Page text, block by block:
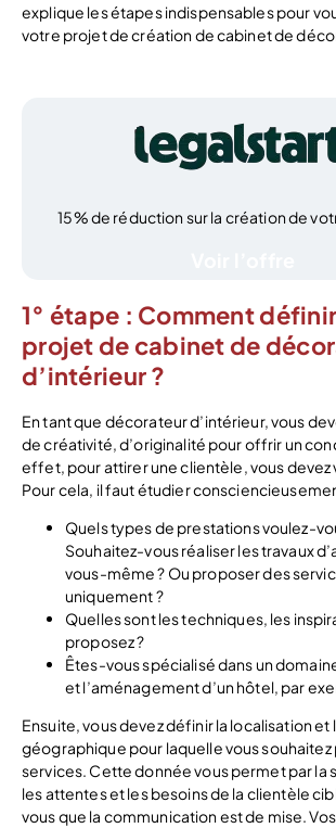
explique les étapes indispensables pour
votre projet de création de cabinet de
15% de réduction sur la création de
1° étape : Comment
projet de cabinet de
d’intérieur ?
En tant que décorateur d’intérieur, vous
de créativité, d’originalité pour offrir un
effet, pour attirer une clientèle, vous devez
Pour cela, il faut étudier
Quels types de prestations voulez-
Souhaitez-vous réaliser les travaux
vous-même ? Ou proposer des
uniquement ?
Quelles sont les techniques, les
proposez ?
Êtes-vous spécialisé dans un
et l’aménagement d’un hôtel, par
Ensuite, vous devez définir la localisation et
géographique pour laquelle vous
services. Cette donnée vous permet par la
les attentes et les besoins de la clientèle
vous que la communication est de mise.